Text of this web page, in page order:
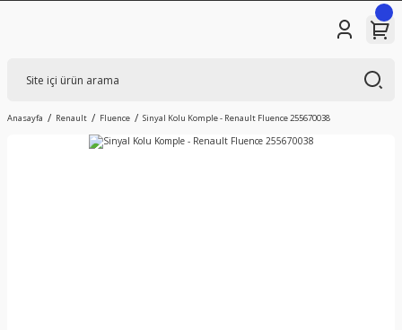
Anasayfa Renault Fluence Sinyal Kolu Komple - Renault Fluence 255670038